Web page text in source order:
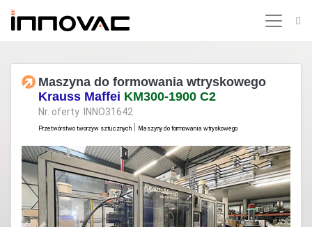
Maszyna do formowania wtryskowego
Krauss Maffei KM300-1900 C2
Nr. oferty INNO31642
Przetwórstwo tworzyw sztucznych Maszyny do formowania wtryskowego